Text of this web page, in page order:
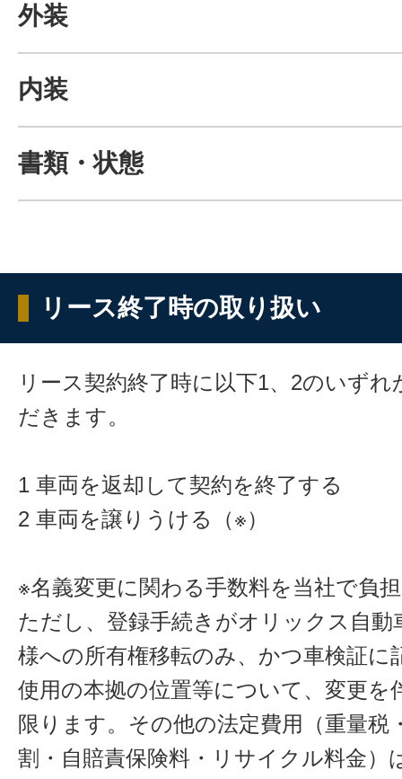
外装
内装
書類・状態
リース終了時の取り扱い
リース契約終了時に以下1、2のいず
だきます。
1 車両を返却して契約を終了する
2 車両を譲りうける（※）
※名義変更に関わる手数料を当社で負
ただし、登録手続きがオリックス自動
様への所有権移転のみ、かつ車検証に
使用の本拠の位置等について、変更を
限ります。その他の法定費用（重量税
割・自賠責保険料・リサイクル料金）